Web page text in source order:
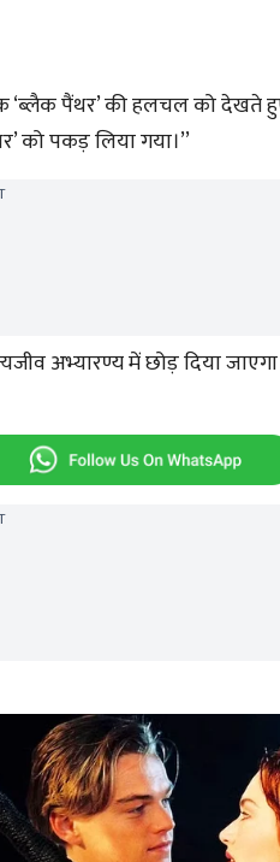
पैंथर’ की हलचल को देखते हुए
को पकड़ लिया गया।’’
अभ्यारण्य में छोड़ दिया